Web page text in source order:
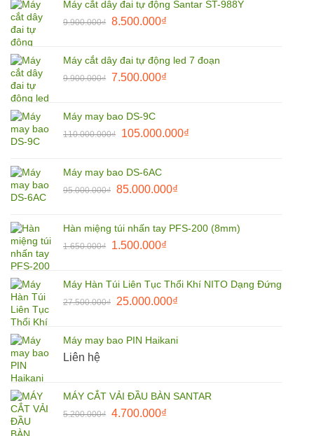
1.850.000₫.là:
1.800.000₫.
Máy cắt dây đai tự động Santar ST-988Y
9.900.000₫ Giá
9.900.000₫.
8.500.000₫Giá
là:
8.500.000₫.
Máy cắt dây đai tự động led 7 đoạn
9.900.000₫ Giá
9.900.000₫.
7.500.000₫Giá
7.500.000₫.
Máy may bao DS-9C
110.000.000₫
Giá
110.000.000₫.
105.000.000₫Giá
Máy may bao DS-6AC
95.000.000₫ Giá
95.000.000₫.
85.000.000₫Giá
là:
Hàn miệng túi nhấn tay PFS-200 (8mm)
1.650.000₫
Giá
1.650.000₫.
1.500.000₫Giá
là:
1.500.000₫.
Máy Hàn Túi Liên Tục Thổi Khí NITO Dạng Đứng
27.500.000₫
Giá
27.500.000₫.
25.000.000₫Giá
là:
Máy may bao PIN Haikani
Liên hệ
MÁY CẮT VẢI ĐẦU BÀN SANTAR
5.200.000₫ Giá
4.700.000₫Giá